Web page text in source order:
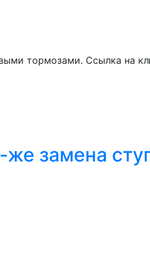
тормозами. Ссылка на
замена